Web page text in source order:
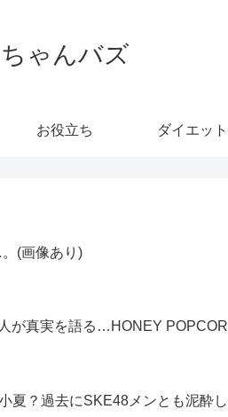
ちゃんバズ
お役立ち ダイエッ
(画像あり)
が真実を語る…HONEY
夏？過去にSKE48メンとも泥酔し